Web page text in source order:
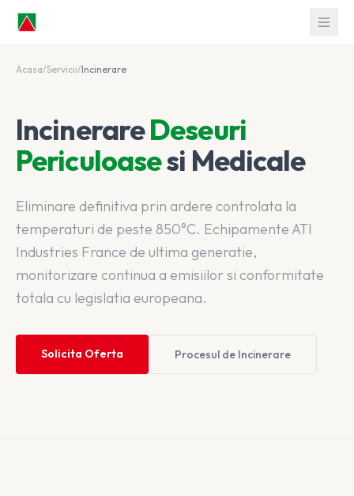
Acasa/Servicii/Incinerare
IncinerareDeseuri
Periculoasesi Medicale
Eliminare definitiva prin ardere controlata la
temperaturi de peste 850°C. Echipamente ATI
Industries France de ultima generatie,
monitorizare continua a emisiilor si conformitate
totala cu legislatia europeana.
Solicita Oferta Procesul de Incinerare